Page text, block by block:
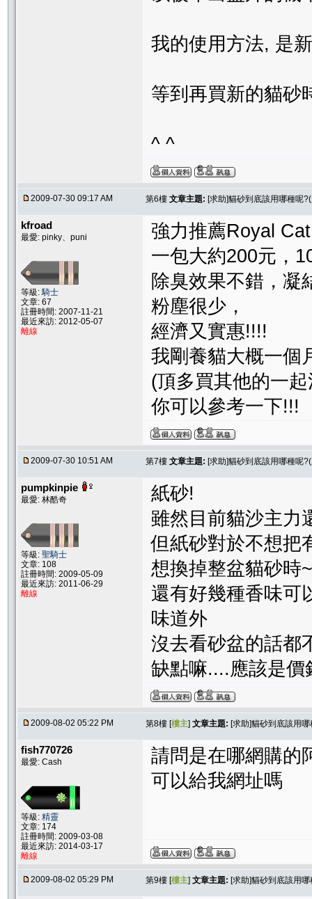
我的使用方法, 是
等到再買新的貓砂
^ ^
2009-07-30 09:17 AM 第6樓 文章主題: [求助]貓砂到底該用哪種呢
kfroad
最愛: pinky、puni
等級:騎士
文章: 67
註冊時間: 2007-11-21
最近來訪: 2012-05-07
離線
強力推薦Royal Cat
一包大約200元，
除臭效果不錯，凝
粉塵很少，
經濟又實惠!!!!
我剛養貓大概一個
(頂多買其他的一
你可以參考一下!!!
2009-07-30 10:51 AM 第7樓 文章主題: [求助]貓砂到底該用哪種呢
pumpkinpie
最愛: 林酷奇
等級: 聖騎士
文章: 108
註冊時間: 2009-05-09
最近來訪: 2011-06-29
離線
紙砂!
雖然目前貓沙主力
但紙砂對於不想把
想換掉整盆貓砂時
還有好幾種香味可
味道外
沒去看砂盆的話都
缺點嘛....應該是
2009-08-02 05:22 PM 第8樓 [樓主] 文章主題: [求助]貓砂到底該用
fish770726
最愛: Cash
等級: 精靈
文章: 174
註冊時間: 2009-03-08
最近來訪: 2014-03-17
離線
請問是在哪網購的
可以給我網址嗎
2009-08-02 05:29 PM 第9樓 [樓主] 文章主題: [求助]貓砂到底該用